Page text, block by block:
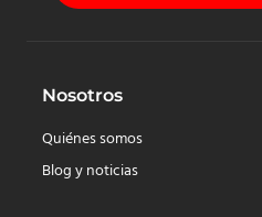
Nosotros
Quiénes somos
Blog y noticias